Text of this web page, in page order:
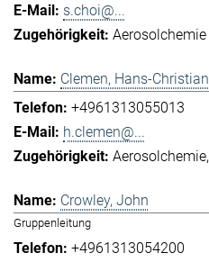
s.choi@...
Aerosolchemie
Clemen, Hans-Christian
+4961313055013
h.clemen@...
Aerosolchemie
Crowley, John
Gruppenleitung
+4961313054200